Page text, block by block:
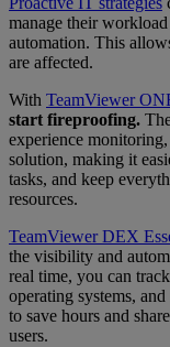
manage their
automation. This
are affected.
With TeamViewer
start fireproofing.
experience
solution, making it
tasks, and keep
resources.
TeamViewer DEX
the visibility and
real time, you can
operating systems,
to save hours and
users.